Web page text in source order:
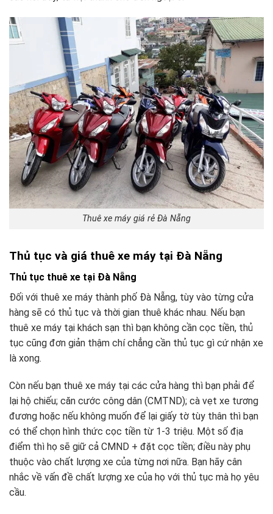
Thuê xe máy giá rẻ Đà Nẵng
Thủ tục và giá thuê xe máy tại Đà Nẵng
Thủ tục thuê xe tại Đà Nẵng
Đối với thuê xe máy thành phố Đà Nẵng, tùy vào từng cửa
hàng sẽ có thủ tục và thời gian thuê khác nhau. Nếu bạn
thuê xe máy tại khách sạn thì bạn không cần cọc tiền, thủ
tục cũng đơn giản thậm chí chẳng cần thủ tục gì cứ nhận xe
là xong.
Còn nếu bạn thuê xe máy tại các cửa hàng thì bạn phải để
lại hộ chiếu; căn cước công dân (CMTND); cà vẹt xe tương
đương hoặc nếu không muốn để lại giấy tờ tùy thân thì bạn
có thể chọn hình thức cọc tiền từ 1-3 triệu. Một số địa
điểm thì họ sẽ giữ cả CMND + đặt cọc tiền; điều này phụ
thuộc vào chất lượng xe của từng nơi nữa. Bạn hãy cân
nhắc về vấn đề chất lượng xe của họ với thủ tục mà họ yêu
cầu.